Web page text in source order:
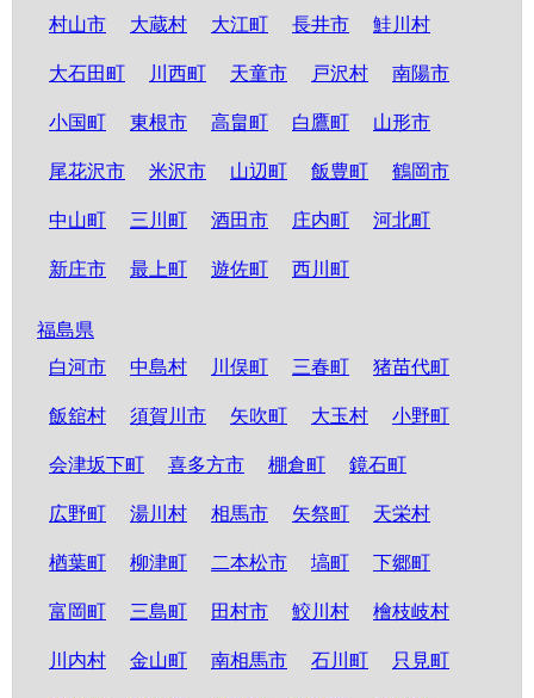
村山市 大蔵村 大江町 長井市 鮭川村
大石田町 川西町 天童市 戸沢村 南陽市
小国町 東根市 高畠町 白鷹町 山形市
尾花沢市 米沢市 山辺町 飯豊町 鶴岡市
中山町 三川町 酒田市 庄内町 河北町
新庄市 最上町 遊佐町 西川町
福島県
白河市
中島村 川俣町 三春町 猪苗代町
飯舘村 須賀川市 矢吹町 大玉村 小野町
会津坂下町 喜多方市 棚倉町 鏡石町
広野町 湯川村 相馬市 矢祭町 天栄村
楢葉町 柳津町 二本松市 塙町 下郷町
富岡町 三島町 田村市 鮫川村 檜枝岐村
川内村 金山町 南相馬市 石川町 只見町